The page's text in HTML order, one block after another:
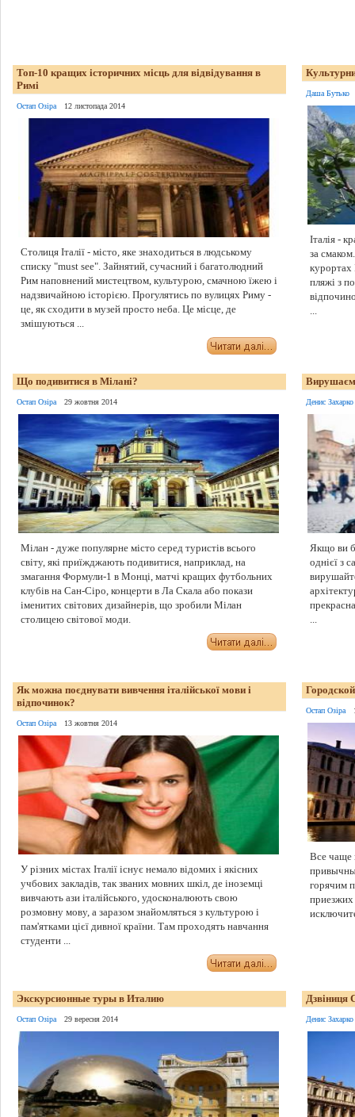
Топ-10 кращих історичних місць для відвідування в
Римі
Остап Озіра 12 листопада 2014
Столиця Італії - місто, яке знаходиться в людському
списку "must see". Зайнятий, сучасний і багатолюдний
Рим наповнений мистецтвом, культурою, смачною їжею і
надзвичайною історією. Прогулятись по вулицях Риму -
це, як сходити в музей просто неба. Це місце, де
змішуються ...
Даша Бутько
Італія -
за
курортах
пляжі з
...
Що подивитися в Мілані?
Остап Озіра 29 жовтня 2014
Мілан - дуже популярне місто серед туристів всього
світу, які приїжджають подивитися, наприклад, на
змагання Формули-1 в Монці, матчі кращих футбольних
клубів на Сан-Сіро, концерти в Ла Скала або покази
іменитих світових дизайнерів, що зробили Мілан
столицею світової моди.
Денис Захарко
Якщо ви
однієї з
...
Як можна поєднувати вивчення італійської мови і
відпочинок?
Остап Озіра 13 жовтня 2014
У різних містах Італії існує немало відомих і якісних
учбових закладів, так званих мовних шкіл, де іноземці
вивчають ази італійського, удосконалюють свою
розмовну мову, а заразом знайомляться з культурою і
пам'ятками цієї дивної країни. Там проходять навчання
студенти ...
Остап Озіра
Все чаще
горячим
Экскурсионные туры в Италию
Остап Озіра 29 вересня 2014
Дзвіниця
Денис Захарко